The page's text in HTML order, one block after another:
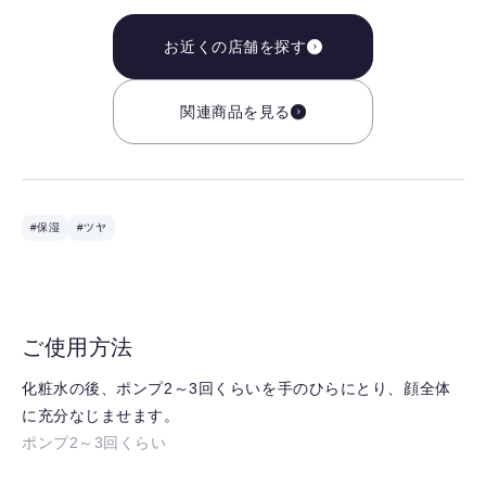
お近くの店舗を探す
関連商品を見る
#保湿 #ツヤ
ご使用方法
化粧水の後、ポンプ2～3回くらいを手のひらにとり、顔全体
に充分なじませます。
ポンプ2～3回くらい